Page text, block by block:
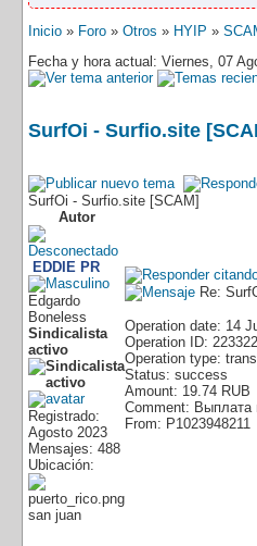
Inicio » Foro » Otros » HYIP »
Fecha y hora actual: Viernes, 07
SurfOi - Surfio.site
SurfOi - Surfio.site [SCAM]
Autor
EDDIE PR
Edgardo
Boneless
Sindicalista
activo
Registrado:
Agosto 2023
Mensajes: 488
Ubicación:
san juan
Re:
Operation date: 14
Operation ID:
Operation type:
Status: success
Amount: 19.74 RUB
Comment: Выплата
From: P1023948211